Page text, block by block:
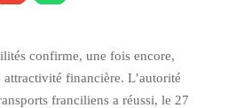
confirme, une fois encore,
financière. L’autorité
franciliens a réussi, le 27